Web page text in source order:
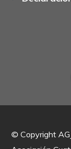
©Copyright